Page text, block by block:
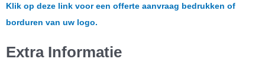
Klik op deze link voor een offerte aanvraag bedrukken of
borduren van uw logo.
Extra Informatie